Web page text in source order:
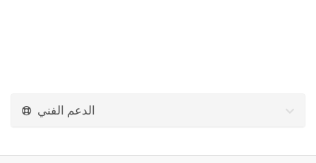
الدعم الفني